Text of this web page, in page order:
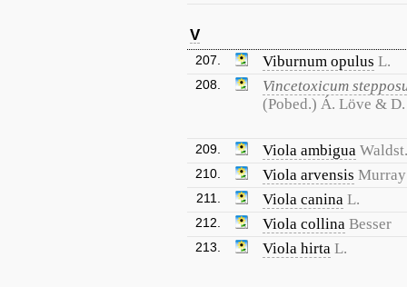
V
207. Viburnum opulus L.
208.
Vincetoxicum
(Pobed.) Á. Löve &
209. Viola ambigua
210. Viola arvensis Murray
211. Viola canina L.
212. Viola collina Besser
213. Viola hirta L.